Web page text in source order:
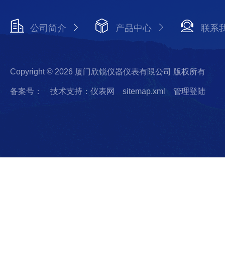
公司简介 产品中心 联系
Copyright © 2026 厦门欣锐仪器仪表有限公司 版权所有
备案号： 技术支持：仪表网 sitemap.xml 管理登陆